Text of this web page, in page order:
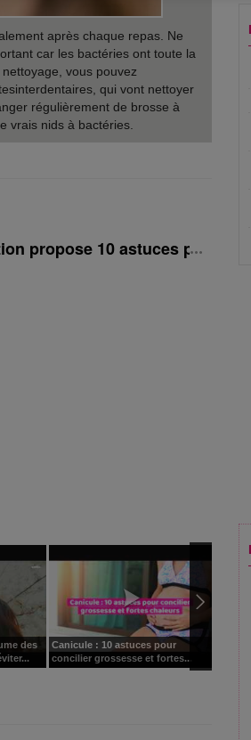
après chaque repas. Ne
car les bactéries ont toute la
vous pouvez
qui vont nettoyer
régulièrement de brosse à
vrais nids à bactéries.
propose 10 astuces pour
des
Canicule : 10 astuces pour
concilier grossesse et fortes...
Maux